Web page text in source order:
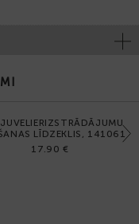
LĪDZEKLIS, 141061
17.90 €
Next